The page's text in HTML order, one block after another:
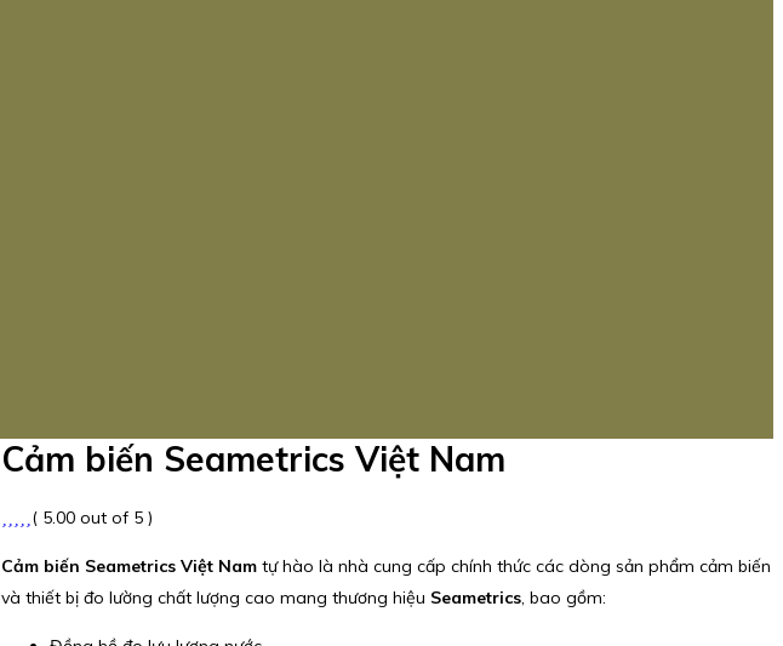
Cảm biến Seametrics Việt Nam
( 5.00 out of 5 )
Cảm biến Seametrics Việt Namtự hào là nhà cung cấp chính thức các dòng sản phẩm cảm biến
và thiết bị đo lường chất lượng cao mang thương hiệu Seametrics, bao gồm: